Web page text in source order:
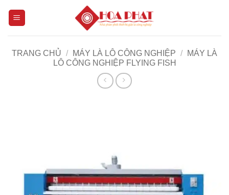
TRANG CHỦ
/ MÁY LÀ LÔ CÔNG NGHIỆP /
MÁY LÀ
LÔ CÔNG NGHIỆP FLYING FISH